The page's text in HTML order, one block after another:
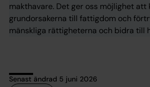
makthavare. Det ger oss möjlighet att
grundorsakerna till fattigdom och
mänskliga rättigheterna och bidra till
Senast ändrad 5 juni 2026